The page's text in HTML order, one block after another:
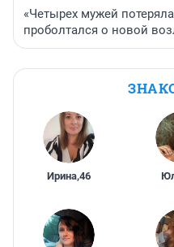
«Четырех мужей
проболтался о новой
Ирина,46